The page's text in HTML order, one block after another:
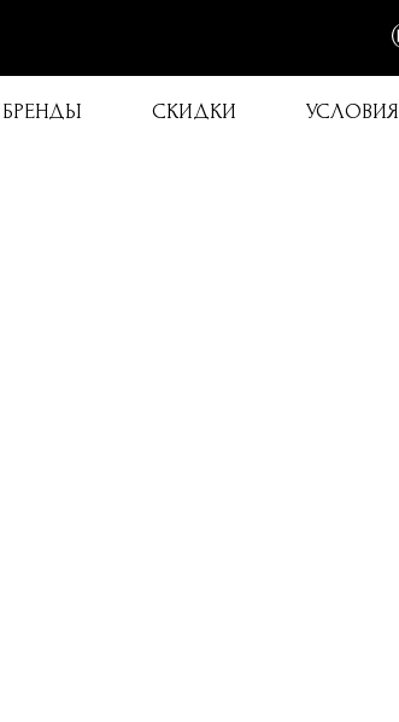
БРЕНДЫ СКИДКИ УСЛОВИЯ